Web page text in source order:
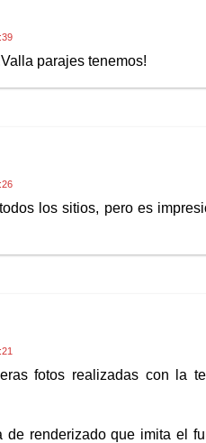
parajes tenemos!
los sitios, pero es
fotos realizadas con la
de renderizado que imita el